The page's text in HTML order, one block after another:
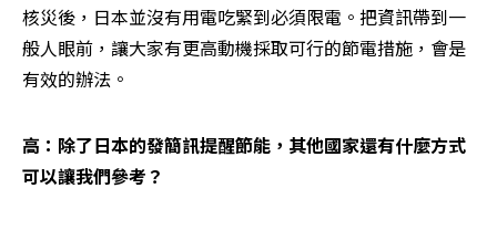
核災後，日本並沒有用電吃緊到必須限電。把資訊帶到一
般人眼前，讓大家有更高動機採取可行的節電措施，會是
有效的辦法。
高：除了日本的發簡訊提醒節能，其他國家還有什麼方式
可以讓我們參考？